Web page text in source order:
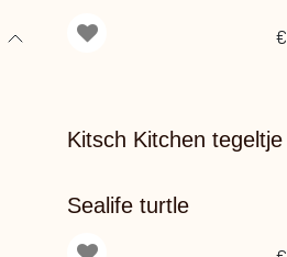
€
Kitsch Kitchen tegeltje
Sealife turtle